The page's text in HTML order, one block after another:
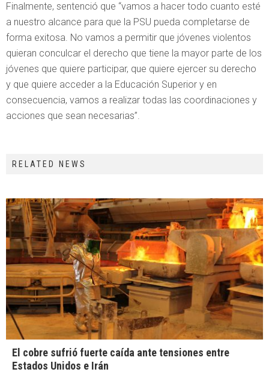
Finalmente, sentenció que “vamos a hacer todo cuanto esté
a nuestro alcance para que la PSU pueda completarse de
forma exitosa. No vamos a permitir que jóvenes violentos
quieran conculcar el derecho que tiene la mayor parte de los
jóvenes que quiere participar, que quiere ejercer su derecho
y que quiere acceder a la Educación Superior y en
consecuencia, vamos a realizar todas las coordinaciones y
acciones que sean necesarias”.
RELATED NEWS
El cobre sufrió fuerte caída ante tensiones entre
Estados Unidos e Irán